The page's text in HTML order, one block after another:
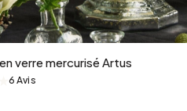
Ajouter au panier
verre mercurisé Artus
&
6 Avis